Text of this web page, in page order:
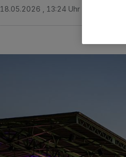
18.05.2026 , 13:24 Uhr 2 Minuten